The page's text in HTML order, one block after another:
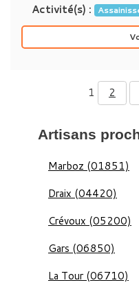
Activité(s) :
1 2
Artisans
Marboz (01851)
Draix (04420)
Crévoux (05200)
Gars (06850)
La Tour (06710)